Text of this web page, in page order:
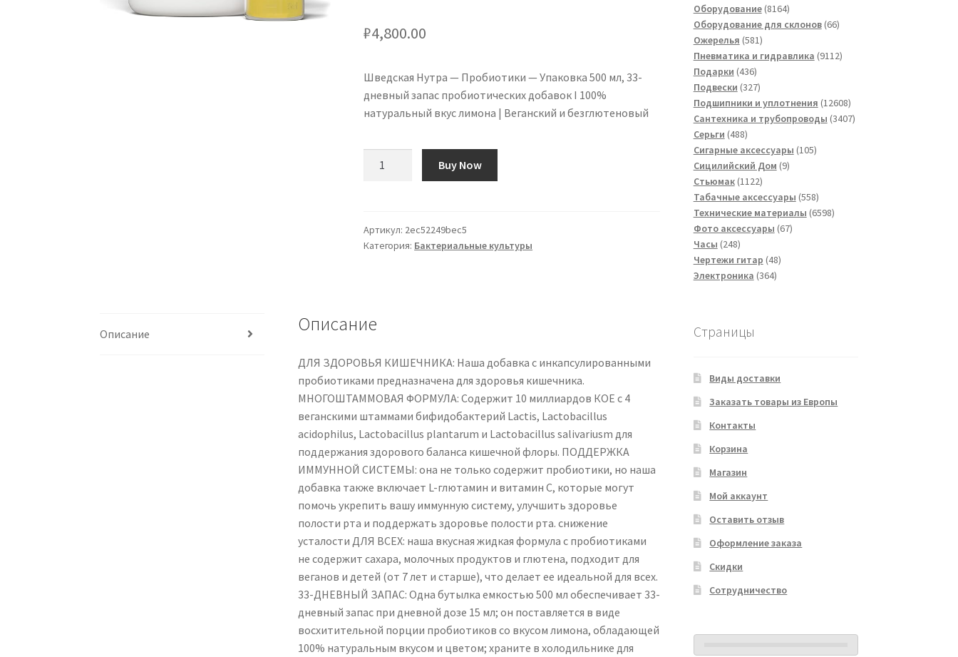
₽4,800.00
Шведская Нутра — Пробиотики — Упаковка 500 мл, 33-
дневный запас пробиотических добавок I 100%
натуральный вкус лимона | Веганский и безглютеновый
-
Probiotics
500
Day
Supply
of
Probiotic
Supplements
I
100%
Natural
Lemon
Flavour
|
Vegan
and
Gluten-
Free
Buy Now
Артикул: 2ec52249bec5
Категория: Бактериальные культуры
Описание Описание
ДЛЯ ЗДОРОВЬЯ КИШЕЧНИКА: Наша добавка с инкапсулированными
пробиотиками предназначена для здоровья кишечника.
МНОГОШТАММОВАЯ ФОРМУЛА: Содержит 10 миллиардов КОЕ с 4
веганскими штаммами бифидобактерий Lactis, Lactobacillus
acidophilus, Lactobacillus plantarum и Lactobacillus salivariusm для
поддержания здорового баланса кишечной флоры. ПОДДЕРЖКА
ИММУННОЙ СИСТЕМЫ: она не только содержит пробиотики, но наша
добавка также включает L-глютамин и витамин С, которые могут
помочь укрепить вашу иммунную систему, улучшить здоровье
полости рта и поддержать здоровье полости рта. снижение
усталости ДЛЯ ВСЕХ: наша вкусная жидкая формула с пробиотиками
не содержит сахара, молочных продуктов и глютена, подходит для
веганов и детей (от 7 лет и старше), что делает ее идеальной для всех.
33-ДНЕВНЫЙ ЗАПАС: Одна бутылка емкостью 500 мл обеспечивает 33-
дневный запас при дневной дозе 15 мл; он поставляется в виде
восхитительной порции пробиотиков со вкусом лимона, обладающей
100% натуральным вкусом и цветом; храните в холодильнике для
Оборудование 81648164
товара
Оборудование для склонов 6666
Ожерелья 581581
товар
Пневматика и гидравлика 91129112
Подарки 436436
товаров
Подвески 327327
товаров
Подшипники и уплотнения 1260812608
товаров
Сантехника и трубопроводы 34073407
Серьги 488488
товаров
Сигарные аксессуары 105105
Сицилийский Дом 99
Стьюмак 11221122
товара
Табачные аксессуары 558558
товаров
Технические материалы 65986598
Фото аксессуары 6767
Часы 248248
товаров
Чертежи гитар 4848
Электроника 364364
Страницы
Виды доставки
Заказать товары из Европы
Контакты
Корзина
Магазин
Мой аккаунт
Оставить отзыв
Оформление заказа
Скидки
Сотрудничество